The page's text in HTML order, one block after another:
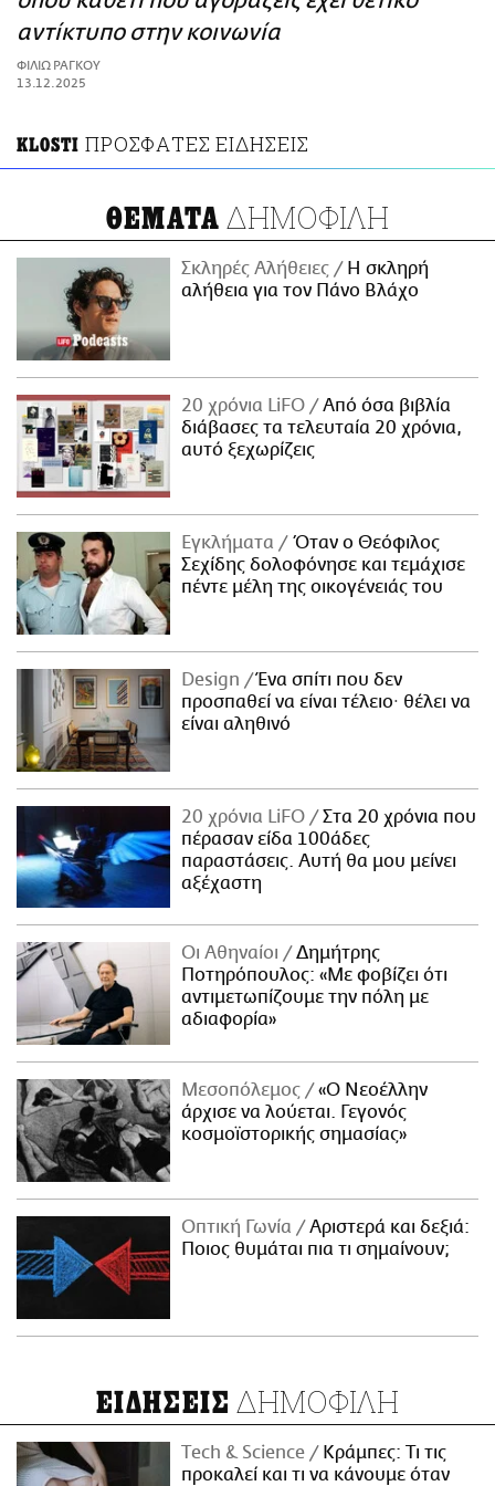
ΑΜΠΑ
PRINT
αντίκτυπο στην κοινωνία
ΦΙΛΙΩ ΡΑΓΚΟΥ
13.12.2025
KLOSTI ΠΡΟΣΦΑΤΕΣ ΕΙΔΗΣΕΙΣ
ΘΕΜΑΤΑ ΔΗΜΟΦΙΛΗ
Σκληρές Αλήθειες
H σκληρή
αλήθεια για τον Πάνο Βλάχο
20 χρόνια LiFO
Από όσα βιβλία
διάβασες τα τελευταία 20 χρόνια,
αυτό ξεχωρίζεις
Εγκλήματα
Όταν ο Θεόφιλος
Σεχίδης δολοφόνησε και τεμάχισε
πέντε μέλη της οικογένειάς του
Design
Ένα σπίτι που δεν
προσπαθεί να είναι τέλειο· θέλει να
είναι αληθινό
20 χρόνια LiFO
Στα 20 χρόνια που
πέρασαν είδα 100άδες
παραστάσεις. Αυτή θα μου μείνει
αξέχαστη
Οι Αθηναίοι
Δημήτρης
Ποτηρόπουλος: «Με φοβίζει ότι
αντιμετωπίζουμε την πόλη με
αδιαφορία»
Μεσοπόλεμος
«Ο Νεοέλλην
άρχισε να λούεται. Γεγονός
κοσμοϊστορικής σημασίας»
Οπτική Γωνία
Αριστερά και δεξιά:
Ποιος θυμάται πια τι σημαίνουν;
ΕΙΔΗΣΕΙΣ ΔΗΜΟΦΙΛΗ
Τech & Science
Κράμπες: Τι τις
προκαλεί και τι να κάνουμε όταν